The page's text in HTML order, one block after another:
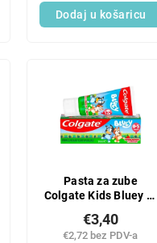
Dodaj u košaricu
Pasta za zube
Colgate Kids Bluey 0-
€2,72 bez PDV-a
€3,40